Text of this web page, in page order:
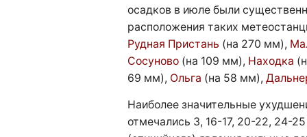
осадков в июле были
расположения таких
Рудная Пристань (на 270 мм),
Сосуново (на 109 мм), Находка
69 мм), Ольга (на 58 мм),
Наиболее значительные
отмечались 3, 16-17, 20-22, 24-